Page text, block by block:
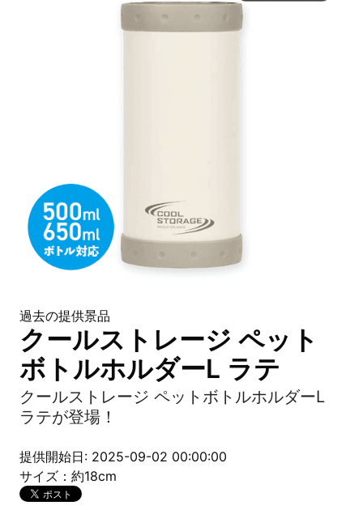
過去の提供景品
クールストレージ ペット
ボトルホルダーL ラテ
クールストレージ ペットボトルホルダーL
ラテが登場！
提供開始日: 2025-09-02 00:00:00
サイズ：約18cm